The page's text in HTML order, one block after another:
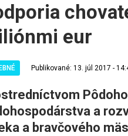
eur
Publikované: 13. júl 2017 -
a
a bravčového